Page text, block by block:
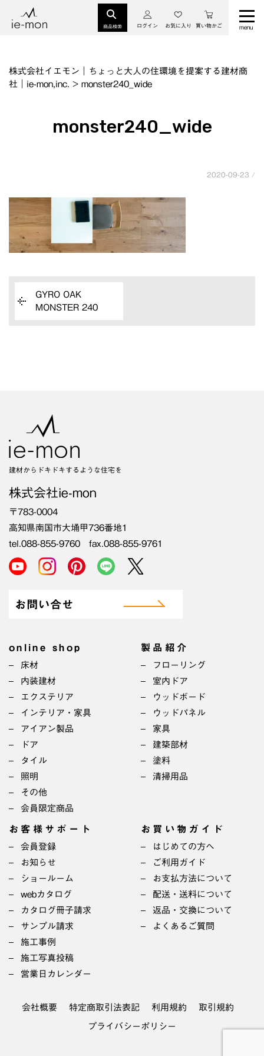
商品検索 ログイン お気に入り 買い物かご
株式会社イエモン｜ちょっと大人の住環境を提案する建材商
社｜ie-mon,inc. > monster240_wide
monster240_wide
2020-09-23 /
GYRO OAK
MONSTER 240
建材からドキドキするような住宅を
株式会社ie-mon
〒783-0004
高知県南国市大埇甲736番地1
tel.088-855-9760 fax.088-855-9761
お問い合せ
online shop
床材
内装建材
エクステリア
インテリア・家具
アイアン製品
ドア
タイル
照明
その他
会員限定商品
製品紹介
フローリング
室内ドア
ウッドボード
ウッドパネル
家具
建築部材
塗料
清掃用品
お客様サポート
会員登録
お知らせ
ショールーム
webカタログ
カタログ冊子請求
サンプル請求
施工事例
施工写真投稿
営業日カレンダー
お買い物ガイド
はじめての方へ
ご利用ガイド
お支払方法について
配送・送料について
返品・交換について
よくあるご質問
会社概要 特定商取引法表記 利用規約 取引規約
プライバシーポリシー